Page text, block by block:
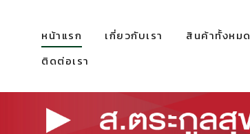
หน้าแรก เกี่ยวกับเรา สินค้าทั้งหมด
ติดต่อเรา